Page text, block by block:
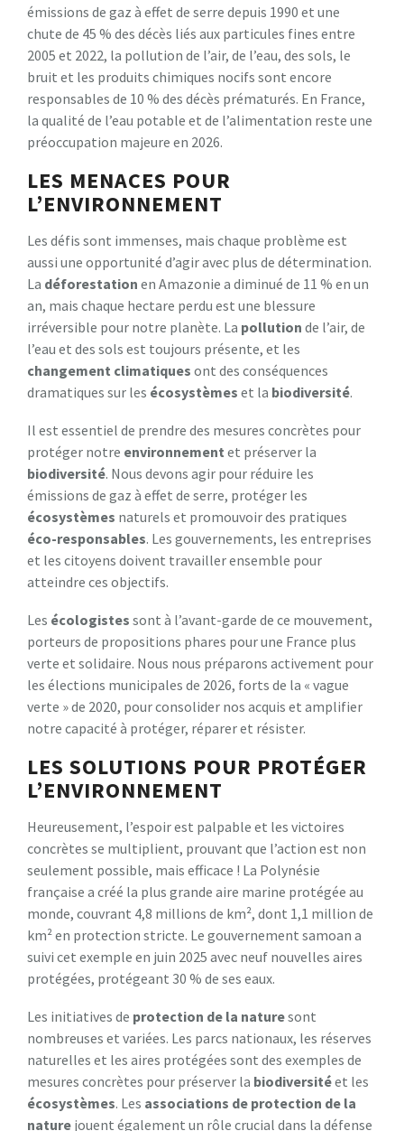
émissions de gaz à effet de serre depuis 1990 et une
chute de 45 % des décès liés aux particules fines entre
2005 et 2022, la pollution de l’air, de l’eau, des sols, le
bruit et les produits chimiques nocifs sont encore
responsables de 10 % des décès prématurés. En France,
la qualité de l’eau potable et de l’alimentation reste une
préoccupation majeure en 2026.
LES MENACES POUR
L’ENVIRONNEMENT
Les défis sont immenses, mais chaque problème est
aussi une opportunité d’agir avec plus de détermination.
La déforestation en Amazonie a diminué de 11 % en un
an, mais chaque hectare perdu est une blessure
irréversible pour notre planète. La pollution de l’air, de
l’eau et des sols est toujours présente, et les
changement climatiques ont des conséquences
dramatiques sur les écosystèmes et la biodiversité.
Il est essentiel de prendre des mesures concrètes pour
protéger notre environnement et préserver la
biodiversité. Nous devons agir pour réduire les
émissions de gaz à effet de serre, protéger les
écosystèmes naturels et promouvoir des pratiques
éco-responsables. Les gouvernements, les entreprises
et les citoyens doivent travailler ensemble pour
atteindre ces objectifs.
Les écologistes sont à l’avant-garde de ce mouvement,
porteurs de propositions phares pour une France plus
verte et solidaire. Nous nous préparons activement pour
les élections municipales de 2026, forts de la « vague
verte » de 2020, pour consolider nos acquis et amplifier
notre capacité à protéger, réparer et résister.
LES SOLUTIONS POUR PROTÉGER
L’ENVIRONNEMENT
Heureusement, l’espoir est palpable et les victoires
concrètes se multiplient, prouvant que l’action est non
seulement possible, mais efficace ! La Polynésie
française a créé la plus grande aire marine protégée au
monde, couvrant 4,8 millions de km², dont 1,1 million de
km² en protection stricte. Le gouvernement samoan a
suivi cet exemple en juin 2025 avec neuf nouvelles aires
protégées, protégeant 30 % de ses eaux.
Les initiatives de protection de la naturesont
nombreuses et variées. Les parcs nationaux, les réserves
naturelles et les aires protégées sont des exemples de
mesures concrètes pour préserver la biodiversitéet les
écosystèmes. Les associations de protection de la
nature jouent également un rôle crucial dans la défense